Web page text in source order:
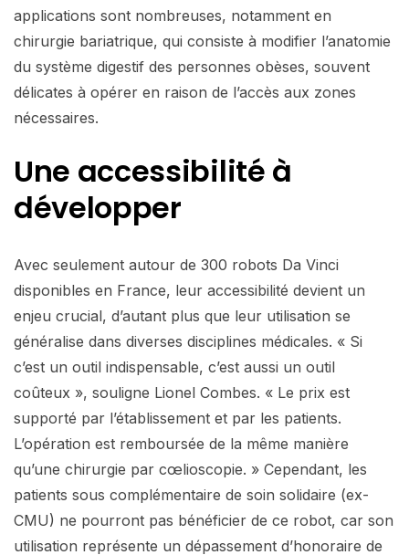
applications sont nombreuses, notamment en
chirurgie bariatrique, qui consiste à modifier l’anatomie
du système digestif des personnes obèses, souvent
délicates à opérer en raison de l’accès aux zones
nécessaires.
Une accessibilité à
développer
Avec seulement autour de 300 robots Da Vinci
disponibles en France, leur accessibilité devient un
enjeu crucial, d’autant plus que leur utilisation se
généralise dans diverses disciplines médicales. « Si
c’est un outil indispensable, c’est aussi un outil
coûteux », souligne Lionel Combes. « Le prix est
supporté par l’établissement et par les patients.
L’opération est remboursée de la même manière
qu’une chirurgie par cœlioscopie. » Cependant, les
patients sous complémentaire de soin solidaire (ex-
CMU) ne pourront pas bénéficier de ce robot, car son
utilisation représente un dépassement d’honoraire de